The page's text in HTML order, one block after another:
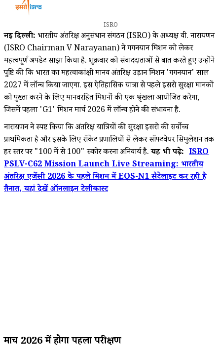
ISRO
नई दिल्ली: भारतीय अंतरिक्ष अनुसंधान संगठन (ISRO) के अध्यक्ष वी. नारायणन
(ISRO Chairman V Narayanan) ने गगनयान मिशन को लेकर
महत्वपूर्ण अपडेट साझा किया है. शुक्रवार को संवाददाताओं से बात करते हुए उन्होंने
पुष्टि की कि भारत का महत्वाकांक्षी मानव अंतरिक्ष उड़ान मिशन 'गगनयान' साल
2027 में लॉन्च किया जाएगा. इस ऐतिहासिक यात्रा से पहले इसरो सुरक्षा मानकों
को पुख्ता करने के लिए मानवरहित मिशनों की एक श्रृंखला आयोजित करेगा,
जिसमें पहला 'G1' मिशन मार्च 2026 में लॉन्च होने की संभावना है.
नारायणन ने स्पष्ट किया कि अंतरिक्ष यात्रियों की सुरक्षा इसरो की सर्वोच्च
प्राथमिकता है और इसके लिए रॉकेट प्रणालियों से लेकर सॉफ्टवेयर सिमुलेशन तक
हर स्तर पर "100 में से 100" स्कोर करना अनिवार्य है.यह भी पढ़े: ISRO
PSLV-C62 Mission Launch Live Streaming: भारतीय
अंतरिक्ष एजेंसी 2026 के पहले मिशन में EOS-N1 सैटेलाइट कर रही है
तैनात, यहां देखें ऑनलाइन टेलीकास्ट
मार्च 2026 में होगा पहला परीक्षण